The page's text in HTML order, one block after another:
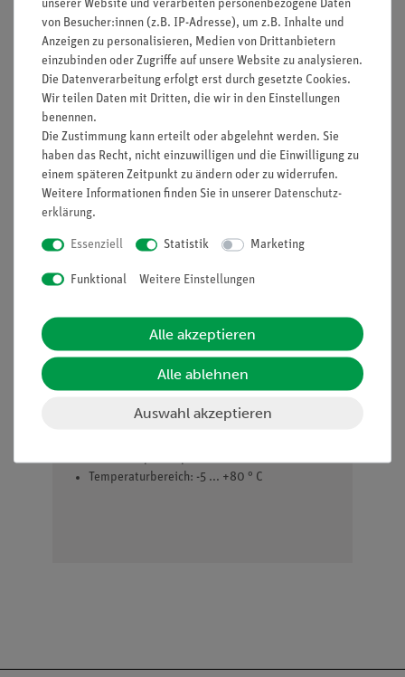
Funktion und Verwendung
Diese pH-Einstabmesskette, bestehend aus einer
Glaselektrode und einer Silber/Silberchlorid-
Bezugselektrode mit fest angeschlossenem Kabel mit
DIN-Stecker, mit schwarzem Kunststoffschaft, zeichnet
sich durch ihre robuste Ausführung aus und wird daher
besonders in Verbindung mit Feld- oder
Handmessgeräten bevorzugt. Durch ihren Gelelektrolyt
ist sie wartungsarm.
Ausstattung und technische
Daten
Gelelektrolyt-Füllung
Schaft-Länge: 120 mm
Tauchtiefe: 120 mm
Temperaturbereich: -5 ... +80 ° C
unserer Website und verarbeiten personenbezogene Daten
von Besucher:innen (z.B. IP-Adresse), um z.B. Inhalte und
Anzeigen zu personalisieren, Medien von Drittanbietern
einzubinden oder Zugriffe auf unsere Website zu analysieren.
Die Datenverarbeitung erfolgt erst durch gesetzte Cookies.
Wir teilen Daten mit Dritten, die wir in den Einstellungen
benennen.
Die Zustimmung kann erteilt oder abgelehnt werden. Sie
haben das Recht, nicht einzuwilligen und die Einwilligung zu
einem späteren Zeitpunkt zu ändern oder zu widerrufen.
Weitere Informationen finden Sie in unserer Daten­schutz­
erklärung.
Essenziell Statistik Marketing
Funktional Weitere Einstellungen
Alle akzeptieren
Alle ablehnen
Auswahl akzeptieren